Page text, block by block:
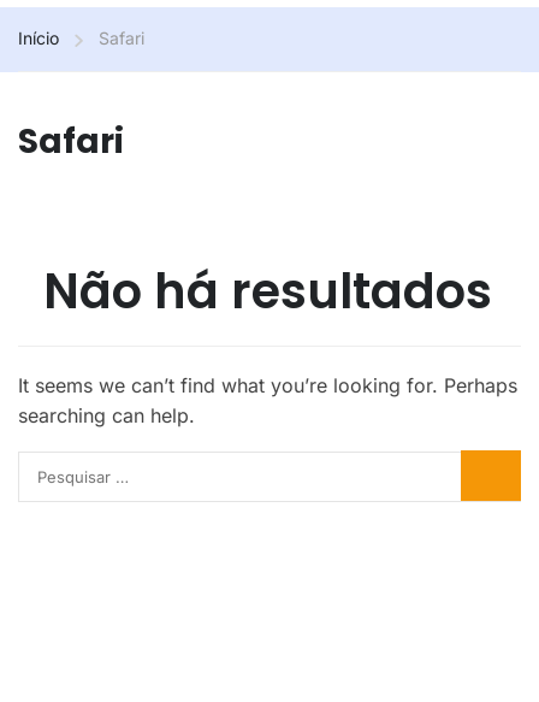
Início Safari
Safari
Não há resultados
It seems we can’t find what you’re looking for. Perhaps
searching can help.